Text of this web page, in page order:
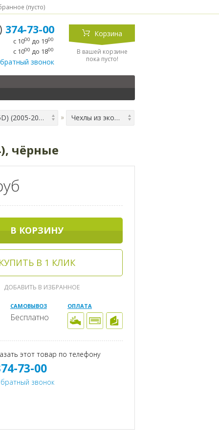
(пусто)
374-73-00
с 1000 до 1900
с 1000 до 1800
звонок
Корзина
В вашей корзине
пока пусто!
(5D) (2005-2014) Чехлы из экокожи для Suzuki Grand Vitara (5D) (2005-2014), чёрные
чёрные
В КОРЗИНУ
В 1 КЛИК
ДОБАВИТЬ В ИЗБРАННОЕ
САМОВЫВОЗ
Бесплатно
ОПЛАТА
этот товар по телефону
73-00
звонок